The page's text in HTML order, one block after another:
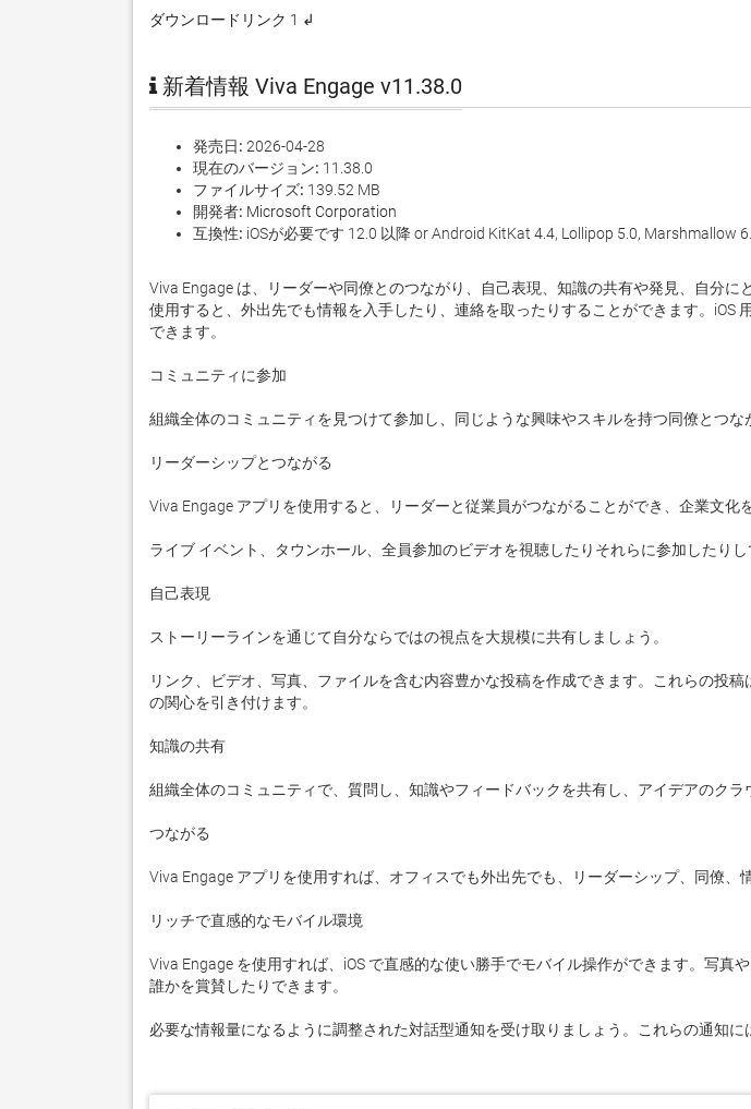
ダウンロードリンク 1 ↲
新着情報 Viva Engage v11.38.0
発売日: 2026-04-28
現在のバージョン: 11.38.0
ファイルサイズ: 139.52 MB
開発者: Microsoft Corporation
互換性: iOSが必要です 12.0 以降 or Android KitKat 4.4, Lollipop 5.0, Marshmallow
Viva Engage は、リーダーや同僚とのつながり、自己表現、知識の共有や発見、自分
使用すると、外出先でも情報を入手したり、連絡を取ったりすることができます。iOS
できます。
コミュニティに参加
組織全体のコミュニティを見つけて参加し、同じような興味やスキルを持つ同僚とつな
リーダーシップとつながる
Viva Engage アプリを使用すると、リーダーと従業員がつながることができ、企業文化
ライブ イベント、タウンホール、全員参加のビデオを視聴したりそれらに参加したり
自己表現
ストーリーラインを通じて自分ならではの視点を大規模に共有しましょう。
リンク、ビデオ、写真、ファイルを含む内容豊かな投稿を作成できます。これらの投
の関心を引き付けます。
知識の共有
組織全体のコミュニティで、質問し、知識やフィードバックを共有し、アイデアのクラ
つながる
Viva Engage アプリを使用すれば、オフィスでも外出先でも、リーダーシップ、同僚、
リッチで直感的なモバイル環境
Viva Engage を使用すれば、iOS で直感的な使い勝手でモバイル操作ができます。写真
誰かを賞賛したりできます。
必要な情報量になるように調整された対話型通知を受け取りましょう。これらの通知に